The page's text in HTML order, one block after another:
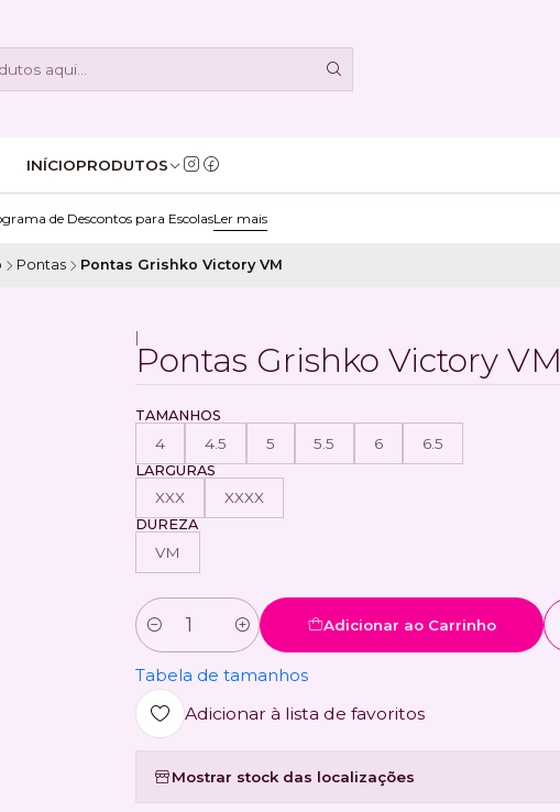
INÍCIOPRODUTOS
de Descontos para EscolasLer mais
Pontas Pontas Grishko Victory VM
Pontas Grishko Victory VM
TAMANHOS
4 4.5 5 5.5 6 6.5
LARGURAS
XXX XXXX
DUREZA
VM
Quantidade
Adicionar ao Carrinho
Tabela de tamanhos
Adicionar à lista de favoritos
Mostrar stock das localizações